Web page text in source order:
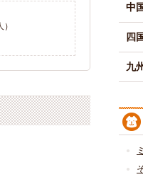
中
四
九